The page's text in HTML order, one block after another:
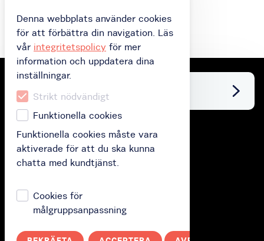
Facebook
Köp
Köp presentkort
Köp prenumeration
Lös in ditt presentkort
Denna webbplats använder cookies
för att förbättra din navigation. Läs
vår integritetspolicy för mer
information och uppdatera dina
inställningar.
Strikt nödvändigt
Funktionella cookies
Funktionella cookies måste vara
aktiverade för att du ska kunna
chatta med kundtjänst.
Cookies för
målgruppsanpassning